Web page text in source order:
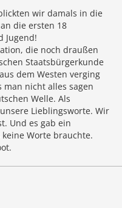
wir damals in die
die ersten 18
Jugend!
die noch draußen
Staatsbürgerkunde
dem Westen verging
man nicht alles sagen
Welle. Als
Lieblingsworte. Wir
Und es gab ein
Worte brauchte.